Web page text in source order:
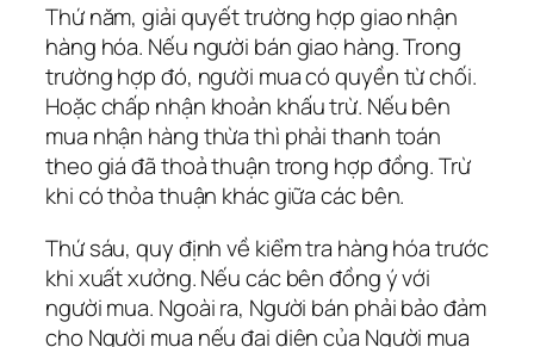
Thứ năm, giải quyết trường hợp giao nhận
hàng hóa. Nếu người bán giao hàng. Trong
trường hợp đó, người mua có quyền từ chối.
Hoặc chấp nhận khoản khấu trừ. Nếu bên
mua nhận hàng thừa thì phải thanh toán
theo giá đã thoả thuận trong hợp đồng. Trừ
khi có thỏa thuận khác giữa các bên.
Thứ sáu, quy định về kiểm tra hàng hóa trước
khi xuất xưởng. Nếu các bên đồng ý với
người mua. Ngoài ra, Người bán phải bảo đảm
cho Người mua nếu đại diện của Người mua